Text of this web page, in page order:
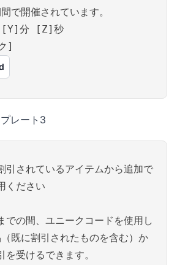
で開催されています。
[Y]分 [Z]秒
]
レート3
されているアイテムから追加で
ください
の間、ユニークコードを使用し
既に割引されたものを含む）か
受けるできます。